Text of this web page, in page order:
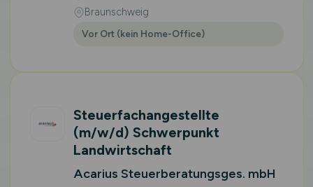
Braunschweig
Vor Ort (kein Home-Office)
Steuerfachangestellte
(m/w/d) Schwerpunkt
Landwirtschaft
Acarius Steuerberatungsges. mbH